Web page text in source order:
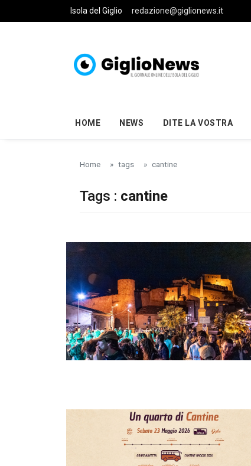
Skip to main content
Isola del Giglio redazione@giglionews.it
HOME NEWS DITE LA VOSTRA
Home tags cantine
Tags : cantine